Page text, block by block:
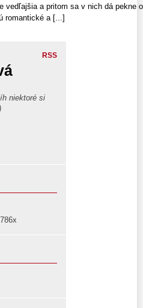
vedľajšia a pritom sa v nich dá pekne
romantické a [...]
RSS
niektoré si